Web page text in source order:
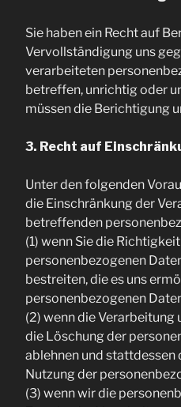
Sie haben ein Recht auf
Vervollständigung uns
verarbeiteten
betreffen, unrichtig oder
müssen die Berichtigung
3. Recht auf
Unter den folgenden
die Einschränkung der
betreffenden
(1) wenn Sie die
personenbezogenen
bestreiten, die es uns
personenbezogenen
(2) wenn die
die Löschung der
ablehnen und stattdessen
Nutzung der
(3) wenn wir die